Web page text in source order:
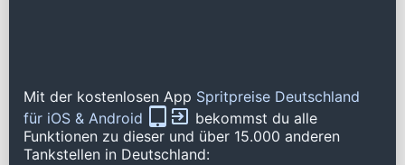
Mit der kostenlosen App Spritpreise Deutschland
für iOS & Android
bekommst du alle
Funktionen zu dieser und über 15.000 anderen
Tankstellen in Deutschland: